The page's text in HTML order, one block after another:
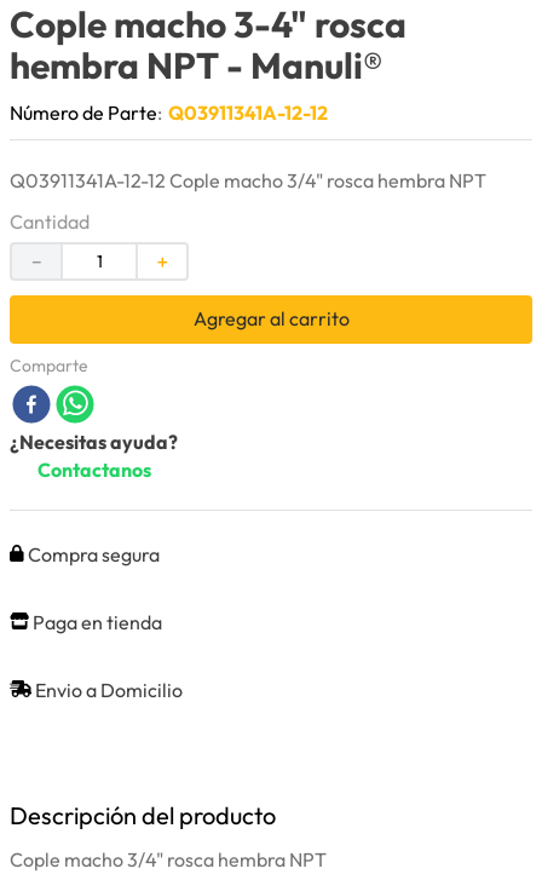
Cople macho 3-4" rosca
hembra NPT- Manuli®
Número de Parte: Q03911341A-12-12
Q03911341A-12-12 Cople macho 3/4" rosca hembra NPT
Cantidad
＋
－
Agregar al carrito
Comparte
¿Necesitas ayuda?
Contactanos
Compra segura
Paga en tienda
Envio a Domicilio
Descripción del producto
Cople macho 3/4" rosca hembra NPT